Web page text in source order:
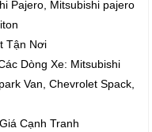
Pajero, Mitsubishi pajero
Tận Nơi
Dòng Xe: Mitsubishi
Van, Chevrolet Spack,
Cạnh Tranh